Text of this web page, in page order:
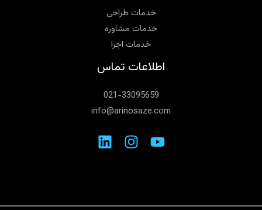
خدمات طراحی
خدمات مشاوره‌
خدمات اجرا
اطلاعات تماس
021-33095659
info@arinosaze.com